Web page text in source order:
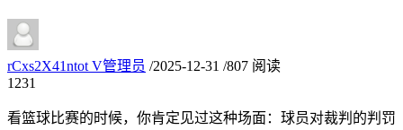
rCxs2X41ntot V管理员 /2025-12-31 /807 阅读
1231
看篮球比赛的时候，你肯定见过这种场面：球员对裁判的判罚